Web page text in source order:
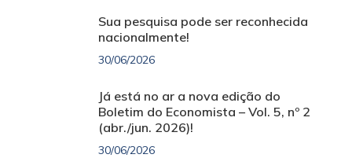
Sua pesquisa pode ser reconhecida
nacionalmente!
30/06/2026
Já está no ar a nova edição do
Boletim do Economista – Vol. 5, nº 2
(abr./jun. 2026)!
30/06/2026